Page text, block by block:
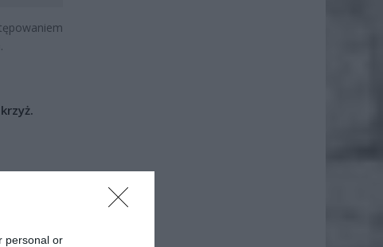
personal or